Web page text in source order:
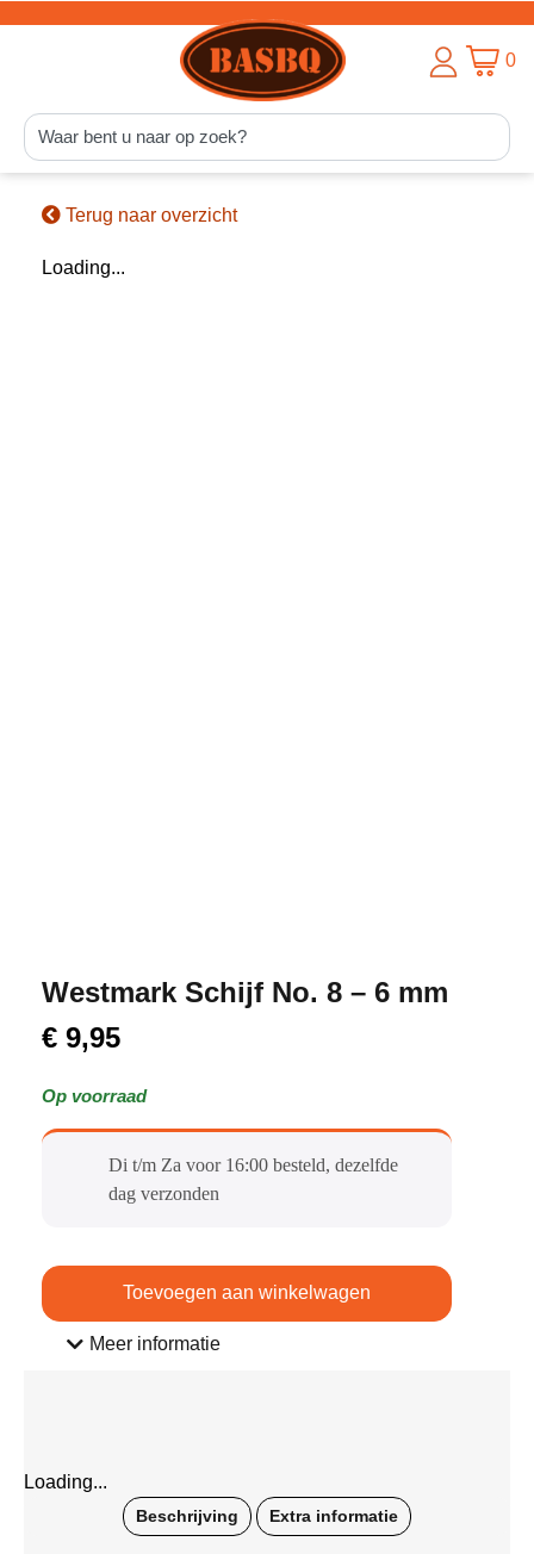
0
Terug naar overzicht
Loading...
Westmark Schijf No. 8 – 6 mm
€ 9,95
Op voorraad
Di t/m Za voor 16:00 besteld, dezelfde
dag verzonden​
Toevoegen aan winkelwagen
Meer informatie
Loading...
Beschrijving Extra informatie